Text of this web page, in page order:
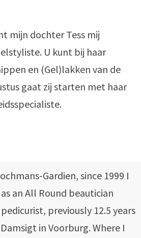
mijn dochter Tess mij
U kunt bij haar
en (Gel)lakken van de
gaat zij starten met haar
Gardien, since 1999 I
an All Round beautician
previously 12.5 years
in Voorburg. Where I